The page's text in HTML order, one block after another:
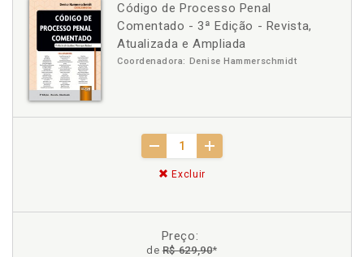
Código de Processo Penal
Comentado - 3ª Edição - Revista,
Atualizada e Ampliada
Coordenadora: Denise Hammerschmidt
Excluir
Preço:
deR$ 629,90*